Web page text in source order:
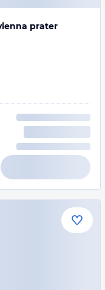
prater